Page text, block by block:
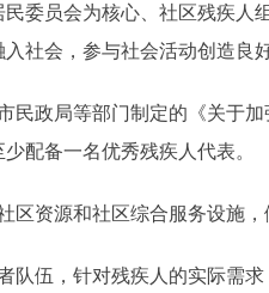
员会为核心、社区残疾人组
社会，参与社会活动创造良
政局等部门制定的《关于加
配备一名优秀残疾人代表。
资源和社区综合服务设施，
伍，针对残疾人的实际需求